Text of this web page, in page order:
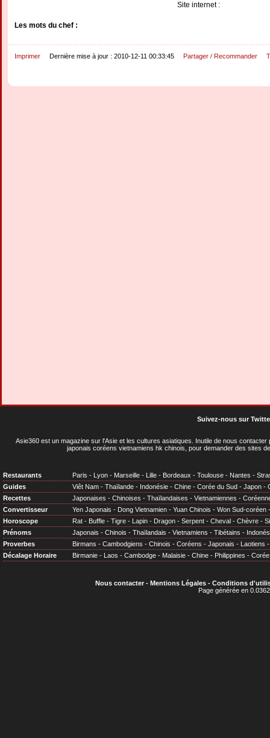
Site internet :
Les mots du chef :
Imprimer Dernière mise à jour : 2010-12-11 00:33:45 Partager / Recommander
Suivez-nous sur
Asie360 est un magazine sur l'Asie et les cultures asiatiques . Inutile de nous
japonais coréens vietnamiens hk chinois, pour demander des sites
Restaurants Paris - Lyon - Marseille - Lille - Bordeaux - Toulouse - Nantes -
Guides
Viêt Nam - Thaïlande - Indonésie - Chine - Corée du Sud - Japon -
Recettes
Japonaises - Chinoises - Thaïlandaises - Vietnamiennes -
Convertisseur
Yen Japonais - Dong Vietnamien - Yuan Chinois - Won Sud-coréen
Horoscope
Rat - Buffle - Tigre - Lapin - Dragon - Serpent - Cheval - Chèvre -
Prénoms
Japonais - Chinois - Thaïlandais - Vietnamiens - Tibétains -
Proverbes
Birmans - Cambodgiens - Chinois - Coréens - Japonais - Laotiens
Décalage Horaire
Birmanie - Laos - Cambodge - Malaisie - Chine - Philippines - Corée
Nous contacter- Mentions Légales- Conditions
Page générée en